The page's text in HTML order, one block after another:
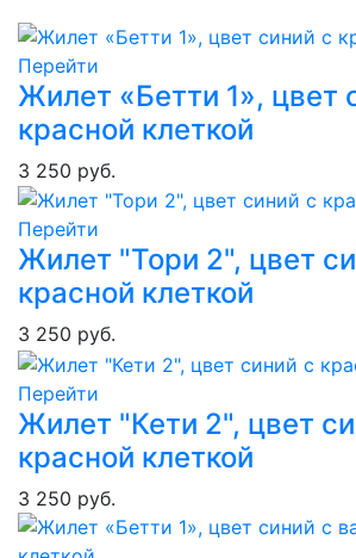
Перейти
Жилет «Бетти 1», цвет
красной клеткой
3 250 руб.
Перейти
Жилет "Тори 2", цвет
красной клеткой
3 250 руб.
Перейти
Жилет "Кети 2", цвет
красной клеткой
3 250 руб.